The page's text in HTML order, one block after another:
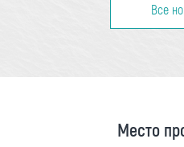
Все
Место